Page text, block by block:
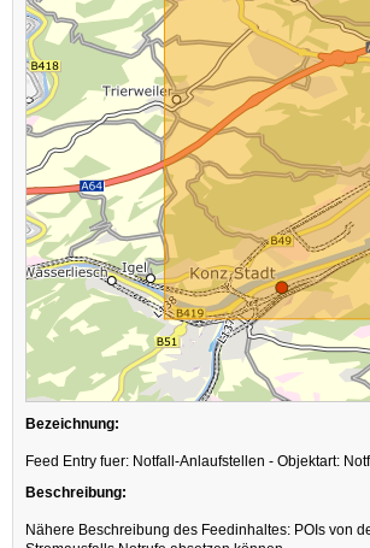
Bezeichnung:
Feed Entry fuer: Notfall-Anlaufstellen - Objektart:
Beschreibung:
Nähere Beschreibung des Feedinhaltes: POIs von